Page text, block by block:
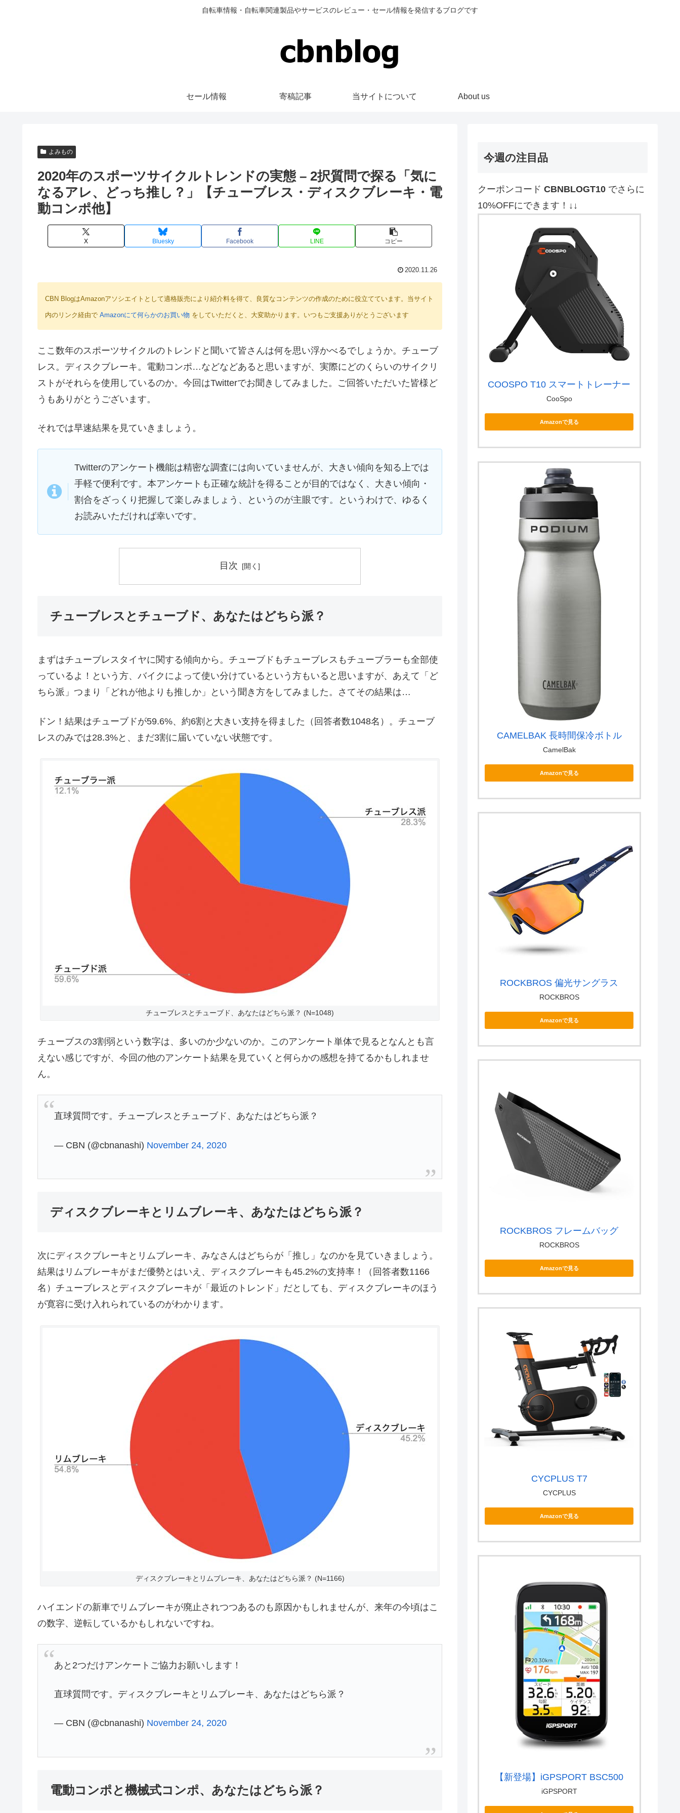
自転車情報・自転車関連製品やサービスのレビュー・セール情報を発信するブログです
セール情報 寄稿記事 当サイトについて About us
よみもの
2020年のスポーツサイクルトレンドの実態 – 2択質問で探る「気に
なるアレ、どっち推し？」【チューブレス・ディスクブレーキ・電
動コンポ他】
X Bluesky Facebook LINE コピー
2020.11.26
CBN BlogはAmazonアソシエイトとして適格販売により紹介料を得て、良質なコンテンツの作成のために役立てています。当サイト
内のリンク経由で Amazonにて何らかのお買い物 をしていただくと、大変助かります。いつもご支援ありがとうございます
ここ数年のスポーツサイクルのトレンドと聞いて皆さんは何を思い浮かべるでしょうか。チューブ
レス。ディスクブレーキ。電動コンポ…などなどあると思いますが、実際にどのくらいのサイクリ
ストがそれらを使用しているのか。今回はTwitterでお聞きしてみました。ご回答いただいた皆様ど
うもありがとうございます。
それでは早速結果を見ていきましょう。
Twitterのアンケート機能は精密な調査には向いていませんが、大きい傾向を知る上では
手軽で便利です。本アンケートも正確な統計を得ることが目的ではなく、大きい傾向・
割合をざっくり把握して楽しみましょう、というのが主眼です。というわけで、ゆるく
お読みいただければ幸いです。
目次
チューブレスとチューブド、あなたはどちら派？
まずはチューブレスタイヤに関する傾向から。チューブドもチューブレスもチューブラーも全部使
っているよ！という方、バイクによって使い分けているという方もいると思いますが、あえて「ど
ちら派」つまり「どれが他よりも推しか」という聞き方をしてみました。さてその結果は…
ドン！結果はチューブドが59.6%、約6割と大きい支持を得ました（回答者数1048名）。チューブ
レスのみでは28.3%と、まだ3割に届いていない状態です。
チューブレスとチューブド、あなたはどちら派？ (N=1048)
チューブスの3割弱という数字は、多いのか少ないのか。このアンケート単体で見るとなんとも言
えない感じですが、今回の他のアンケート結果を見ていくと何らかの感想を持てるかもしれませ
ん。
直球質問です。チューブレスとチューブド、あなたはどちら派？
— CBN (@cbnanashi) November 24, 2020
ディスクブレーキとリムブレーキ、あなたはどちら派？
次にディスクブレーキとリムブレーキ、みなさんはどちらが「推し」なのかを見ていきましょう。
結果はリムブレーキがまだ優勢とはいえ、ディスクブレーキも45.2%の支持率！（回答者数1166
名）チューブレスとディスクブレーキが「最近のトレンド」だとしても、ディスクブレーキのほう
が寛容に受け入れられているのがわかります。
ディスクブレーキとリムブレーキ、あなたはどちら派？ (N=1166)
ハイエンドの新車でリムブレーキが廃止されつつあるのも原因かもしれませんが、来年の今頃はこ
の数字、逆転しているかもしれないですね。
あと2つだけアンケートご協力お願いします！
直球質問です。ディスクブレーキとリムブレーキ、あなたはどちら派？
— CBN (@cbnanashi) November 24, 2020
電動コンポと機械式コンポ、あなたはどちら派？
今週の注目品
クーポンコード CBNBLOGT10 でさらに
10%OFFにできます！↓↓
COOSPO T10 スマートトレーナー
CooSpo
Amazonで見る
CAMELBAK 長時間保冷ボトル
CamelBak
Amazonで見る
ROCKBROS 偏光サングラス
ROCKBROS
Amazonで見る
ROCKBROS フレームバッグ
ROCKBROS
Amazonで見る
CYCPLUS T7
CYCPLUS
Amazonで見る
【新登場】iGPSPORT BSC500
iGPSPORT